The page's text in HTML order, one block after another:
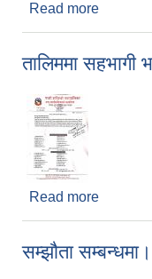
Read more
तालिममा सहभागी
Read more
सम्झौता सम्बन्धमा।